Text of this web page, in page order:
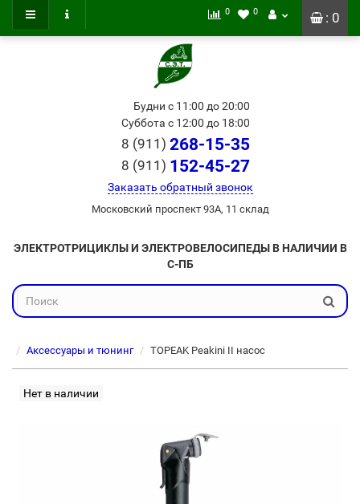
: 0
0 0
Будни с 11:00 до 20:00
Суббота с 12:00 до 18:00
8 (911) 268-15-35
8 (911) 152-45-27
Заказать обратный звонок
Московский проспект 93А, 11 склад
ЭЛЕКТРОТРИЦИКЛЫ И ЭЛЕКТРОВЕЛОСИПЕДЫ В НАЛИЧИИ В
С-ПБ
Аксессуары и тюнинг TOPEAK Peakini II насос
Нет в наличии